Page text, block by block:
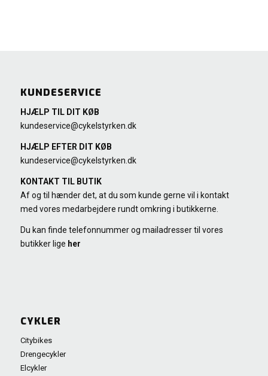
KUNDESERVICE
HJÆLP TIL DIT KØB
kundeservice@cykelstyrken.dk
HJÆLP EFTER DIT KØB
kundeservice@cykelstyrken.dk
KONTAKT TIL BUTIK
Af og til hænder det, at du som kunde gerne vil i kontakt
med vores medarbejdere rundt omkring i butikkerne.
Du kan finde telefonnummer og mailadresser til vores
butikker lige her
CYKLER
Citybikes
Drengecykler
Elcykler